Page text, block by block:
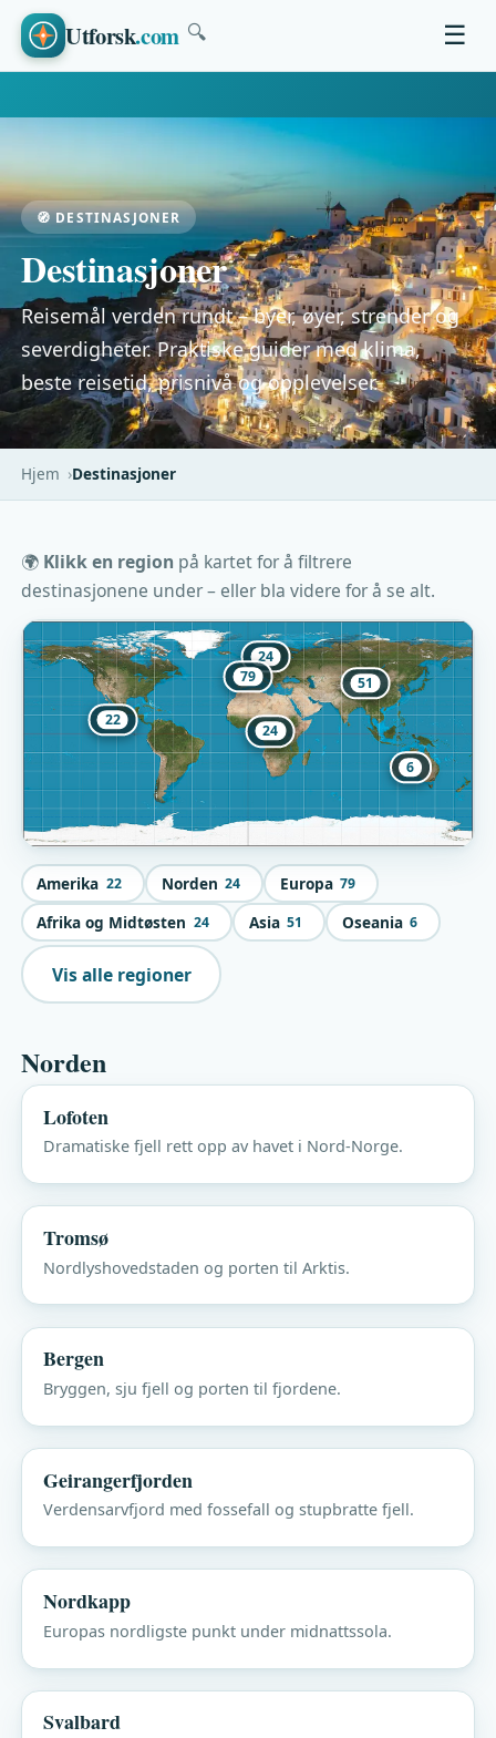
Utforsk.com 🔍 ☰
🧭 DESTINASJONER
Destinasjoner
Reisemål verden rundt – byer, øyer, strender og
severdigheter. Praktiske guider med klima,
beste reisetid, prisnivå og opplevelser.
Hjem Destinasjoner
🌍 Klikk en region på kartet for å filtrere
destinasjonene under – eller bla videre for å se alt.
22
24
79
24
51
6
Amerika 22 Norden 24 Europa 79
Afrika og Midtøsten 24 Asia 51 Oseania 6
Vis alle regioner
Norden
Lofoten
Dramatiske fjell rett opp av havet i Nord-Norge.
Tromsø
Nordlyshovedstaden og porten til Arktis.
Bergen
Bryggen, sju fjell og porten til fjordene.
Geirangerfjorden
Verdensarvfjord med fossefall og stupbratte fjell.
Nordkapp
Europas nordligste punkt under midnattssola.
Svalbard